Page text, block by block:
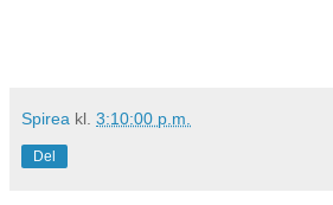
Spirea kl. 3:10:00 p.m.
Del